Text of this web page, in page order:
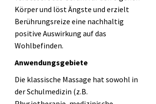
Körper und löst Ängste und erzielt
Berührungsreize eine nachhaltig
positive Auswirkung auf das
Wohlbefinden.
Anwendungsgebiete
Die klassische Massage hat sowohl in
der Schulmedizin (z.B.